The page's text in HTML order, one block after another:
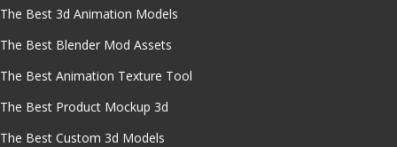
The Best 3d Animation Models
The Best Blender Mod Assets
The Best Animation Texture Tool
The Best Product Mockup 3d
The Best Custom 3d Models